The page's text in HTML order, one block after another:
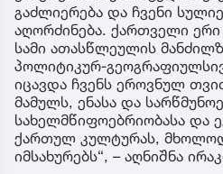
გაძლიერება და ჩვენი
აღორძინება. ქართველი
სამი ათასწლეულის
პოლიტიკურ-
იცავდა ჩვენს ეროვნულ
მამულს, ენასა და
სახელმწიფოებრიობასა და
ქართულ კულტურას,
იმსახურებს“, – აღნიშნა